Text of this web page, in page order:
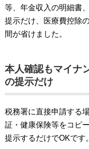
等、年金収入の明細書
提示だけ、医療費控除
間が省けました。
本人確認もマイナ
の提示だけ
税務署に直接申請する
証・健康保険等をコピ
提示するだけでOKです。